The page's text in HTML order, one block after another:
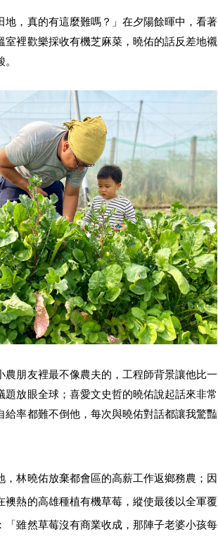
地，真的有這麼難嗎？」在夕陽餘暉中，看著
裡歡樂採收有機芝麻菜，曉佑的話反差地襯
朋友裡最不像農夫的，工程師背景讓他比一
放眼全球；喜愛文史哲的曉佑說起話來非常
率都難不倒他，每次與曉佑對話都讓我驚豔
林曉佑放棄都會區的高薪工作返鄉務農；因
熱的高雄種植有機草莓，縱使最後以全軍覆
雖然草莓沒有商業收成，那陣子老婆小孩每